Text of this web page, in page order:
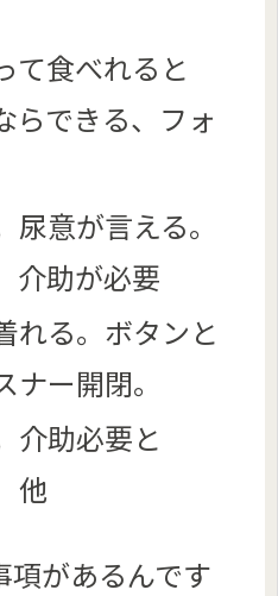
て食べれると
らできる、フォ
尿意が言える。
介助が必要
れる。ボタンと
ー開閉。
介助必要と
項があるんです